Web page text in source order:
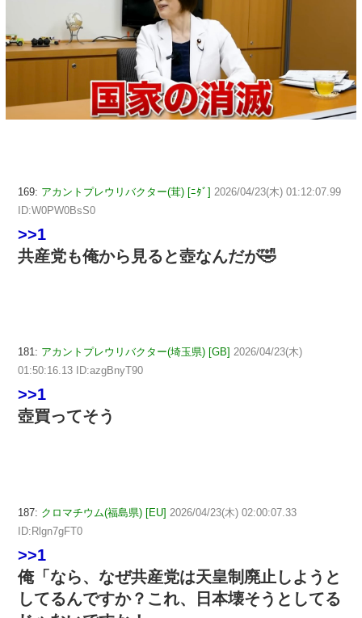
169: アカントプレウリバクター(茸) [ﾆﾀﾞ] 2026/04/23(木) 01:12:07.99
ID:W0PW0BsS0
>>1
共産党も俺から見ると壺なんだが🤣
181: アカントプレウリバクター(埼玉県) [GB] 2026/04/23(木)
01:50:16.13 ID:azgBnyT90
>>1
壺買ってそう
187: クロマチウム(福島県) [EU] 2026/04/23(木) 02:00:07.33
ID:Rlgn7gFT0
>>1
俺「なら、なぜ共産党は天皇制廃止しようと
してるんですか？これ、日本壊そうとしてる